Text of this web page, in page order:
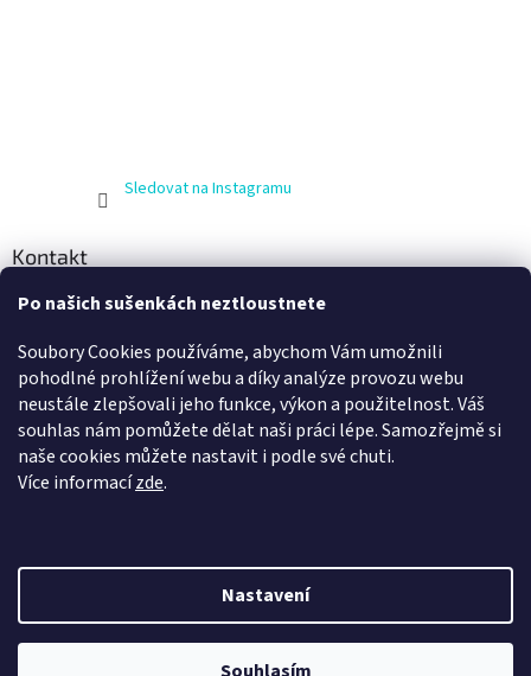
Po našich sušenkách neztloustnete
Soubory Cookies používáme, abychom Vám umožnili
pohodlné prohlížení webu a díky analýze provozu webu
neustále zlepšovali jeho funkce, výkon a použitelnost. Váš
souhlas nám pomůžete dělat naši práci lépe. Samozřejmě si
naše cookies můžete nastavit i podle své chuti.
Více informacízde.
Nastavení
Nechte se odměnit za váš nákup. Věrní zákazníci jsou pro nás to
nejcennější, a proto odměňujeme registrované zákazníky, kteří se k
Sledovat na Instagramu
Kontakt
info@zijnaboso.cz
Vivobarefoot Hradec Králové
vivobarefoot_hk
Vytvořil Shoptet